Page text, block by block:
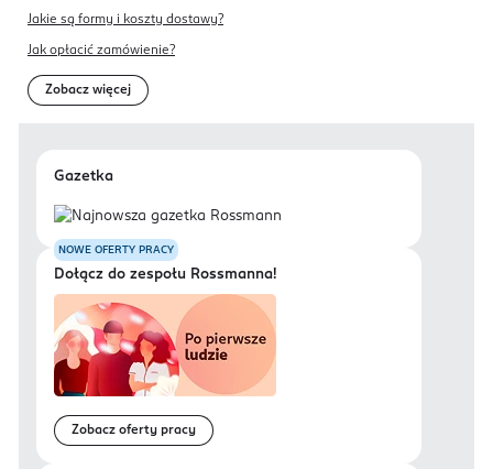
Jakie są formy i koszty dostawy?
Jak opłacić zamówienie?
Zobacz więcej
Gazetka
NOWE OFERTY PRACY
Dołącz do zespołu Rossmanna!
Zobacz oferty pracy